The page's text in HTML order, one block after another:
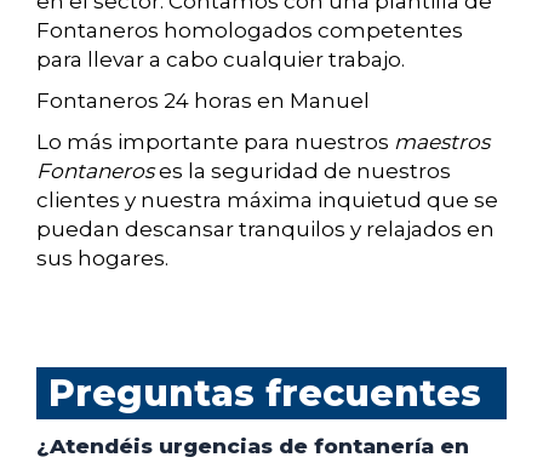
Fontaneros homologados competentes
para llevar a cabo cualquier trabajo.
Fontaneros 24 horas en Manuel
Lo más importante para nuestros maestros
Fontaneroses la seguridad de nuestros
clientes y nuestra máxima inquietud que se
puedan descansar tranquilos y relajados en
sus hogares.
Preguntas frecuentes
¿Atendéis urgencias de fontanería en